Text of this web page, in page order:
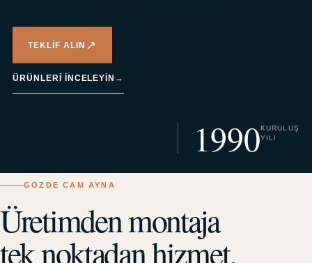
TEKLIF ALIN ↗
ÜRÜNLERI INCELEYIN →
1990KURULUŞ
YILI
GÖZDE CAM AYNA
Üretimden montaja
tek noktadan hizmet.